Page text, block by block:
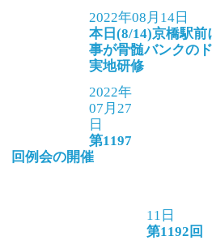
2022年08月14日
本日(8/14)京橋駅
事が骨髄バンクの
実地研修
2022年
07月27
日
第1197
回例会の開催
11日
第1192